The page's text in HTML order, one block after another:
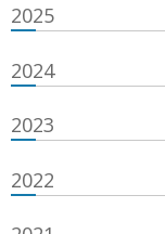
2025
2024
2023
2022